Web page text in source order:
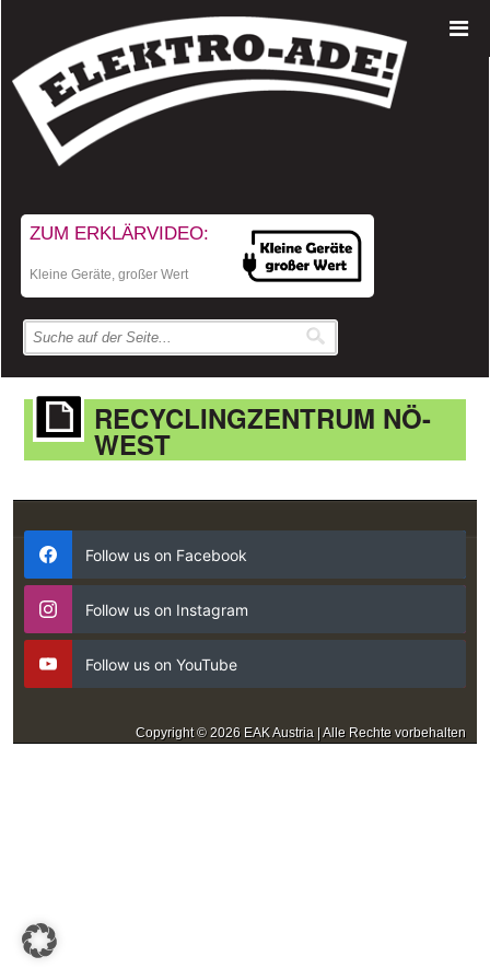
ZUM ERKLÄRVIDEO:
Kleine Geräte, großer Wert
RECYCLINGZENTRUM NÖ-
WEST
Follow us on Facebook
Follow us on Instagram
Follow us on YouTube
Copyright © 2026 EAK Austria | Alle Rechte vorbehalten